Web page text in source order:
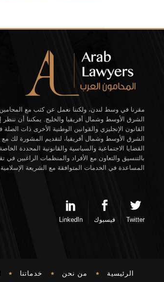
مقرنا في وسط لندن، ولكننا نعمل عن كثب مع
الشرق الأوسط وشمال أفريقيا والخليج. يمكننا أن
القانون الإنجليزي والقوانين الوطنية الأخرى ذات
الشرق الأوسط وشمال أفريقيا، لتقديم المشورة لك مع
القضايا الاجتماعية والسياسية والقانونية المحددة
بالتنسيق والتعاون مع الأفراد والمنظمات الراغبين في
المساعدة في الخدمات المتوافقة مع الشريعة الإسلامية
Twitter فيسبوك LinkedIn
الرئيسية من نحن خدماتنا